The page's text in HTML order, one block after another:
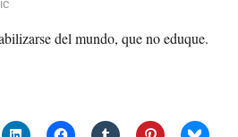
del mundo, que no eduque.